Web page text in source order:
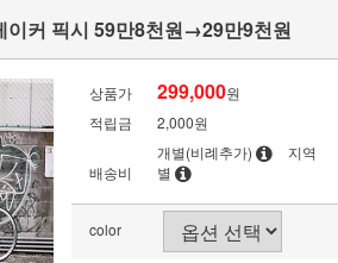
이커 픽시 59만8천원→29만9천원
상품가 299,000원
적립금
2,000원
배송비
개별(비례추가)
지역
별
color